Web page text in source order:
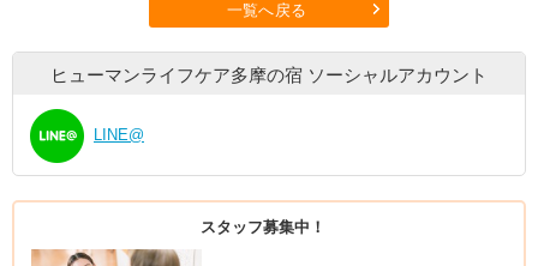
一覧へ戻る
ヒューマンライフケア多摩の宿 ソーシャルアカウント
LINE@
スタッフ募集中！